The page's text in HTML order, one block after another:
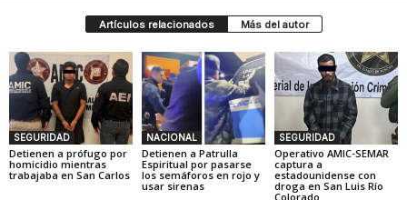
Artículos relacionados Más del autor
SEGURIDAD
Detienen a prófugo por
homicidio mientras
trabajaba en San Carlos
NACIONAL
Detienen a Patrulla
Espiritual por pasarse
los semáforos en rojo y
usar sirenas
SEGURIDAD
Operativo AMIC-SEMAR
captura a
estadounidense con
droga en San Luis Río
Colorado